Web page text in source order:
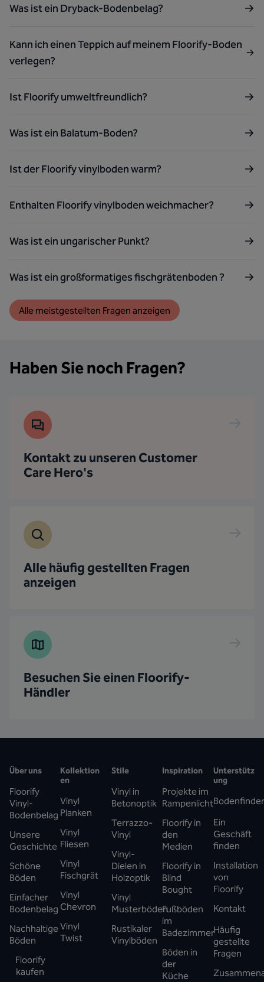
Was ist ein Dryback-Bodenbelag?
Kann ich einen Teppich auf meinem Floorify-Boden
verlegen?
Ist Floorify umweltfreundlich?
Was ist ein Balatum-Boden?
Ist der Floorify vinylboden warm?
Enthalten Floorify vinylboden weichmacher?
Was ist ein ungarischer Punkt?
Was ist ein großformatiges fischgrätenboden ?
Alle meistgestellten Fragen anzeigen
Haben Sie noch Fragen?
Kontakt zu unseren Customer
Care Hero's
Alle häufig gestellten Fragen
anzeigen
Besuchen Sie einen Floorify-
Händler
Über uns
Floorify
Vinyl-
Bodenbelag
Unsere
Geschichte
Schöne
Böden
Einfacher
Bodenbelag
Nachhaltige
Böden
Floorify
kaufen
Kollektion
en
Vinyl
Planken
Vinyl
Fliesen
Vinyl
Fischgrät
Vinyl
Chevron
Vinyl
Twist
Stile
Vinyl in
Betonoptik
Terrazzo-
Vinyl
Vinyl-
Dielen in
Holzoptik
Vinyl
Musterböden
Rustikaler
Vinylböden
Inspiration
Projekte im
Rampenlicht
Floorify in
den
Medien
Floorify in
Blind
Bought
Fußböden
im
Badezimmer
Böden in
der
Küche
Unterstütz
ung
Bodenfinder
Ein
Geschäft
finden
Installation
von
Floorify
Kontakt
Häufig
gestellte
Fragen